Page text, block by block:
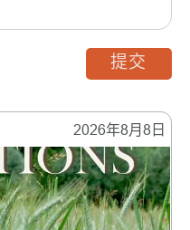
2026年8月8日
提交